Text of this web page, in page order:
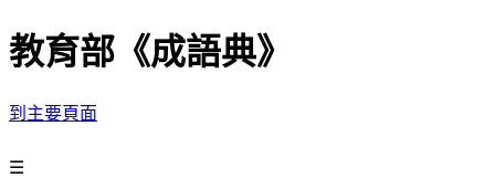
教育部《成語典》
到主要頁面
☰